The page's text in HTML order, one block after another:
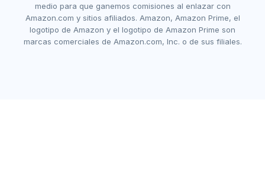
medio para que ganemos comisiones al enlazar con
Amazon.com y sitios afiliados. Amazon, Amazon Prime, el
logotipo de Amazon y el logotipo de Amazon Prime son
marcas comerciales de Amazon.com, Inc. o de sus filiales.